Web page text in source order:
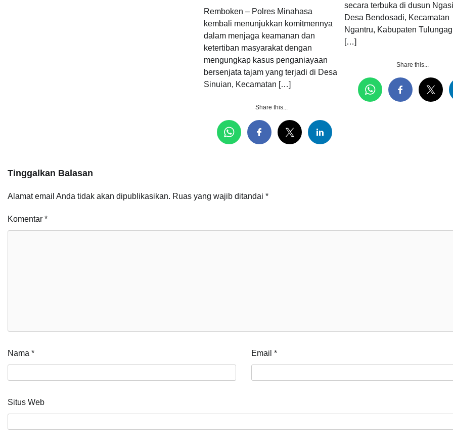
Remboken – Polres Minahasa
kembali menunjukkan komitmennya
dalam menjaga keamanan dan
ketertiban masyarakat dengan
mengungkap kasus penganiayaan
bersenjata tajam yang terjadi di Desa
Sinuian, Kecamatan […]
Share this...
secara terbuka di dusun
Desa Bendosadi, Kecamatan
Ngantru, Kabupaten
[…]
Share this...
Tinggalkan Balasan
Alamat email Anda tidak akan dipublikasikan. Ruas yang wajib ditandai *
Komentar *
Nama * Email*
Situs Web